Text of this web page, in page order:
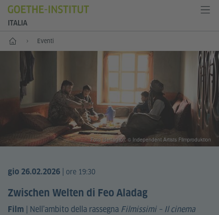
ITALIA
Home Eventi
gio 26.02.2026 ore 19:30
Zwischen Welten di Feo Aladag
Film | Nell’ambito della rassegna Filmissimi – Il cinema
Foto (dettaglio): © Independent Artists Filmproduktion